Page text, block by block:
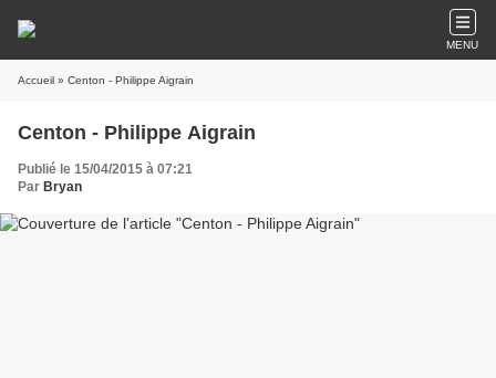
MENU
Accueil » Centon - Philippe Aigrain
Centon - Philippe Aigrain
Publié le 15/04/2015 à 07:21
Par Bryan